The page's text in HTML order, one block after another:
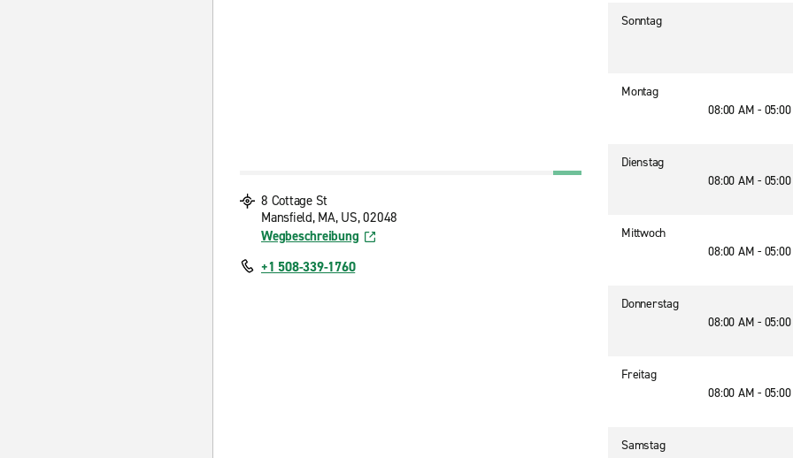
8 Cottage St
Mansfield, MA, US, 02048
Wegbeschreibung
+1 508-339-1760
Sonntag
Montag
08:00 AM -
Dienstag
08:00 AM -
Mittwoch
08:00 AM -
Donnerstag
08:00 AM -
Freitag
08:00 AM -
Samstag